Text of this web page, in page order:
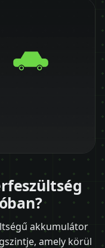
akkumulátor
amely körül